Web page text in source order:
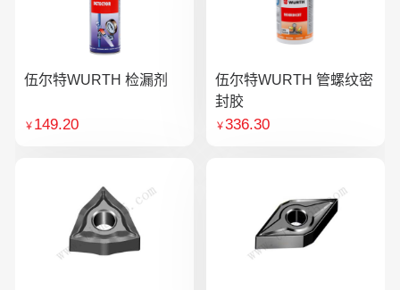
伍尔特WURTH 检漏剂
￥ 149.20
伍尔特WURTH 管螺纹密
封胶
￥336.30